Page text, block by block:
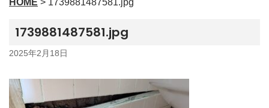
へ
キ
ッ
HOME > 1739881487581.jpg
1739881487581.jpg
2025年2月18日